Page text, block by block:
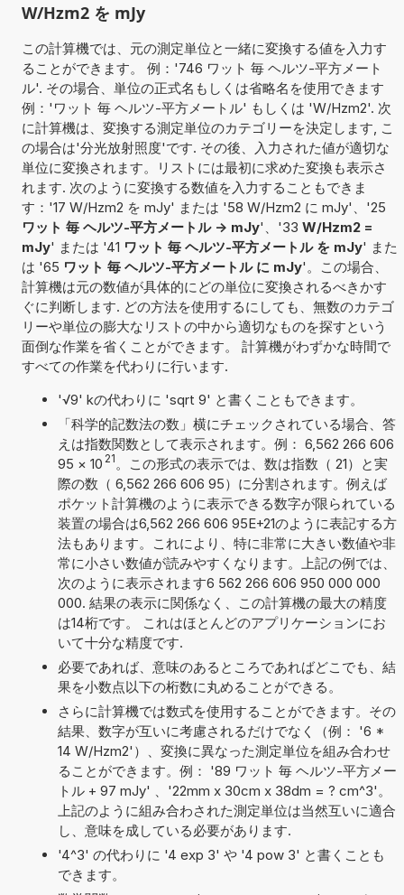
W/Hzm2 を mJy
この計算機では、元の測定単位と一緒に変換する値を入力す
ることができます。 例：'746 ワット 毎 ヘルツ-平方メート
ル'. その場合、単位の正式名もしくは省略名を使用できます
例：'ワット 毎 ヘルツ-平方メートル' もしくは 'W/Hzm2'. 次
に計算機は、変換する測定単位のカテゴリーを決定します, こ
の場合は'分光放射照度'です. その後、入力された値が適切な
単位に変換されます。リストには最初に求めた変換も表示さ
れます. 次のように変換する数値を入力することもできま
す：'17 W/Hzm2 を mJy' または '58 W/Hzm2 に mJy'、'25
ワット 毎 ヘルツ-平方メートル -> mJy'、'33 W/Hzm2 =
mJy' または '41 ワット 毎 ヘルツ-平方メートル を mJy' また
は '65 ワット 毎 ヘルツ-平方メートル に mJy'。この場合、
計算機は元の数値が具体的にどの単位に変換されるべきかす
ぐに判断します. どの方法を使用するにしても、無数のカテゴ
リーや単位の膨大なリストの中から適切なものを探すという
面倒な作業を省くことができます。 計算機がわずかな時間で
すべての作業を代わりに行います.
'√9' kの代わりに 'sqrt 9' と書くこともできます。
「科学的記数法の数」横にチェックされている場合、答
えは指数関数として表示されます。例： 6,562 266 606
95 × 10 21 。この形式の表示では、数は指数（ 21）と実
際の数（ 6,562 266 606 95）に分割されます。例えば
ポケット計算機のように表示できる数字が限られている
装置の場合は6,562 266 606 95E+21のように表記する方
法もあります。これにより、特に非常に大きい数値や非
常に小さい数値が読みやすくなります。上記の例では、
次のように表示されます6 562 266 606 950 000 000
000. 結果の表示に関係なく、この計算機の最大の精度
は14桁です。 これはほとんどのアプリケーションにお
いて十分な精度です.
必要であれば、意味のあるところであればどこでも、結
果を小数点以下の桁数に丸めることができる。
さらに計算機では数式を使用することができます。その
結果、数字が互いに考慮されるだけでなく（例： '6 *
14 W/Hzm2'）、変換に異なった測定単位を組み合わせ
ることができます。例： '89 ワット 毎 ヘルツ-平方メー
トル + 97 mJy' 、'22mm x 30cm x 38dm = ? cm^3'。
上記のように組み合わされた測定単位は当然互いに適合
し、意味を成している必要があります.
'4^3' の代わりに '4 exp 3' や '4 pow 3' と書くことも
できます。